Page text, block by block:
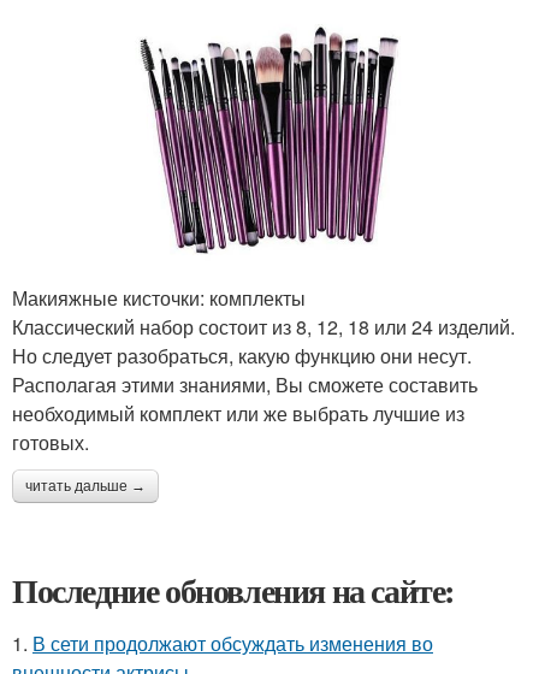
Макияжные кисточки: комплекты
Классический набор состоит из 8, 12, 18 или 24 изделий.
Но следует разобраться, какую функцию они несут.
Располагая этими знаниями, Вы сможете составить
необходимый комплект или же выбрать лучшие из
готовых.
читать дальше →
Последние обновления на сайте:
1. В сети продолжают обсуждать изменения во